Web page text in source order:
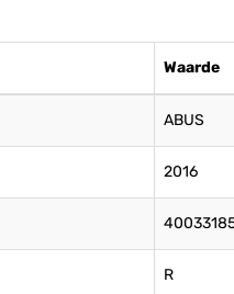
Waarde
ABUS
2016
R